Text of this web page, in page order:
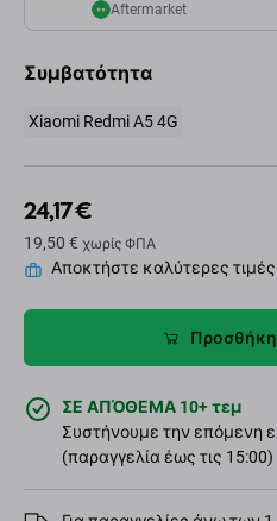
Aftermarket
Συμβατότητα
Xiaomi Redmi A5 4G
24,17 €
19,50 € χωρίς ΦΠΑ
Αποκτήστε καλύτερες
Προσθήκη
ΣΕ ΑΠΌΘΕΜΑ 10+ τεμ
Συστήνουμε την επόμενη
(παραγγελία έως τις 15:00)